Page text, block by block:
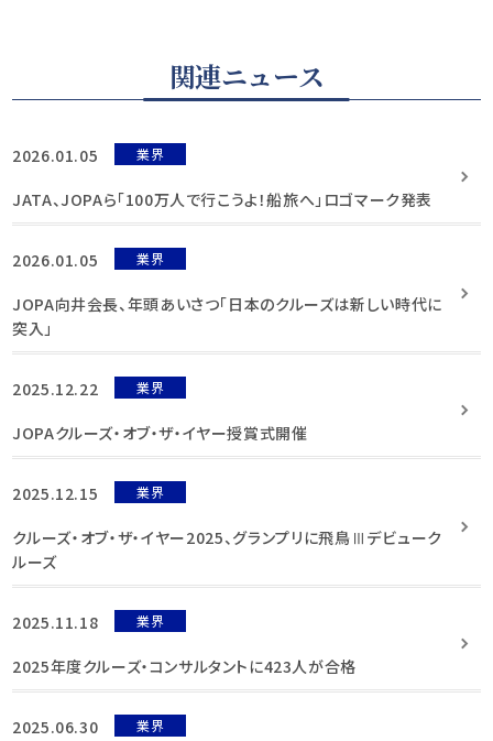
関連ニュース
2026.01.05 業界
JATA、JOPAら「100万人で行こうよ！船旅へ」ロゴマーク発表
2026.01.05 業界
JOPA向井会長、年頭あいさつ「日本のクルーズは新しい時代に
突入」
2025.12.22 業界
JOPAクルーズ・オブ・ザ・イヤー授賞式開催
2025.12.15 業界
クルーズ・オブ・ザ・イヤー2025、グランプリに飛鳥Ⅲデビューク
ルーズ
2025.11.18 業界
2025年度クルーズ・コンサルタントに423人が合格
2025.06.30 業界